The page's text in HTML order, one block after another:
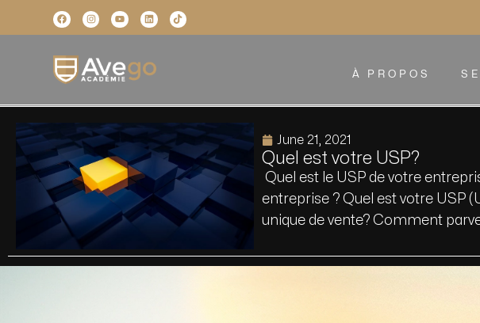
À PROPOS
June 21, 2021
Quel est votre USP?
Quel est le USP de votre
entreprise ? Quel est votre USP
unique de vente? Comment